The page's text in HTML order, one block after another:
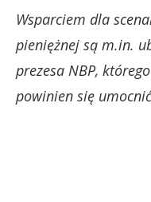
Wsparciem dla
pieniężnej są m.in.
prezesa NBP,
powinien się umocnić